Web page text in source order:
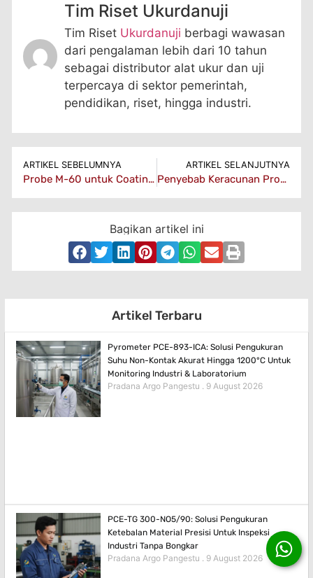
Tim Riset Ukurdanuji
Tim Riset Ukurdanuji berbagi wawasan
dari pengalaman lebih dari 10 tahun
sebagai distributor alat ukur dan uji
terpercaya di sektor pemerintah,
pendidikan, riset, hingga industri.
ARTIKEL SEBELUMNYA
Probe M-60 untuk Coating Thickness Gauge: Pengukuran Coating Tebal
ARTIKEL SELANJUTNYA
Penyebab Keracunan Program Makan Bergizi Gratis (MBG)
Bagikan artikel ini
Artikel Terbaru
Pyrometer PCE-893-ICA: Solusi Pengukuran
Suhu Non-Kontak Akurat Hingga 1200°C Untuk
Monitoring Industri & Laboratorium
Pradana Argo Pangestu 9 August 2026
PCE-TG 300-NO5/90: Solusi Pengukuran
Ketebalan Material Presisi Untuk Inspeksi
Industri Tanpa Bongkar
Pradana Argo Pangestu 9 August 2026